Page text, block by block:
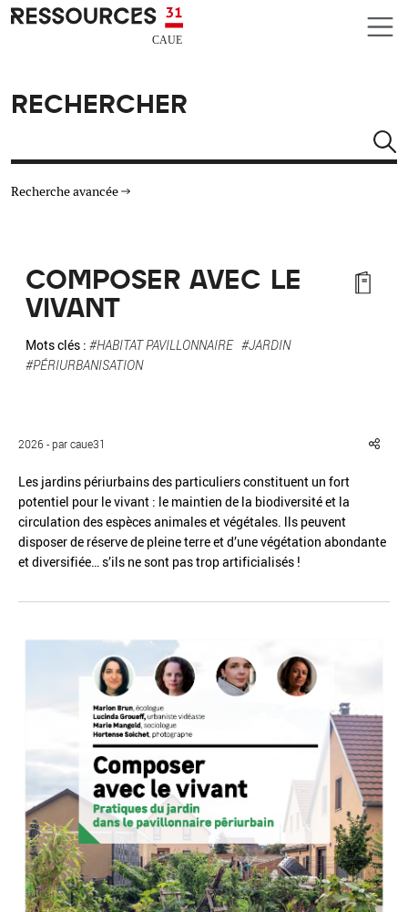
Aller au contenu principal
CAUE RESSOURCES 31
RECHERCHER
Recherche avancée
TYPE DE RESSOURCES
MATÉRIAUX
Réinitialiser Fermer la recherche avancée
COMPOSER AVEC LE
VIVANT
Mots clés : #HABITAT PAVILLONNAIRE #JARDIN
#PÉRIURBANISATION
2026 - par caue31
Les jardins périurbains des particuliers constituent un fort
potentiel pour le vivant : le maintien de la biodiversité et la
circulation des espèces animales et végétales. lls peuvent
disposer de réserve de pleine terre et d’une végétation abondante
et diversifiée… s’ils ne sont pas trop artificialisés !